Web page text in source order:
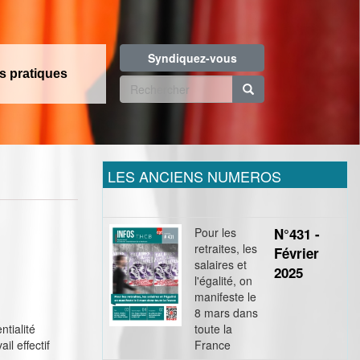
pratiques
Syndiquez-vous
Formulaire
recherche
effectif
LES ANCIENS NUMEROS
Pour les
retraites, les
salaires et
l'égalité, on
manifeste le
8 mars dans
toute la
France
N°431 -
Février
2025